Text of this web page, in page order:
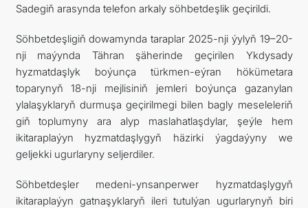
Sadegiň arasynda telefon arkaly söhbetdeşlik geçirildi.
Söhbetdeşligiň dowamynda taraplar 2025-nji ýylyň 19–20-
nji maýynda Tähran şäherinde geçirilen Ykdysady
hyzmatdaşlyk boýunça türkmen-eýran hökümetara
toparynyň 18-nji mejlisiniň jemleri boýunça gazanylan
ylalaşyklaryň durmuşa geçirilmegi bilen bagly meseleleriň
giň toplumyny ara alyp maslahatlaşdylar, şeýle hem
ikitaraplaýyn hyzmatdaşlygyň häzirki ýagdaýyny we
geljekki ugurlaryny seljerdiler.
Söhbetdeşler medeni-ynsanperwer hyzmatdaşlygyň
ikitaraplaýyn gatnaşyklaryň ileri tutulýan ugurlarynyň biri